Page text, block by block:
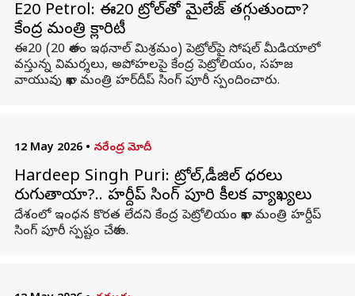
E20 Petrol: ఈ20 పెట్రోల్‌తో మైలేజ్ తగ్గుతుందా?
కేంద్ర మంత్రి క్లారిటీ
ఈ20 (20 శాతం ఇథనాల్ మిశ్రమం) పెట్రోల్‌పై సోషల్ మీడియాలో
వస్తున్న విమర్శలు, అపోహలపై కేంద్ర పెట్రోలియం, సహజ
వాయువు శాఖ మంత్రి హర్‌దీప్ సింగ్ పూరీ స్పందించారు.
12 May 2026 • నరేంద్ర మోదీ
Hardeep Singh Puri: పెట్రోల్‌,డీజిల్ ధరలు
పెరుగుతాయా?.. హర్దీప్ సింగ్ పూరి కీలక వ్యాఖ్యలు
దేశంలో ఇంధన కొరత లేదని కేంద్ర పెట్రోలియం శాఖ మంత్రి హర్దీప్
సింగ్ పూరీ స్పష్టం చేశారు.